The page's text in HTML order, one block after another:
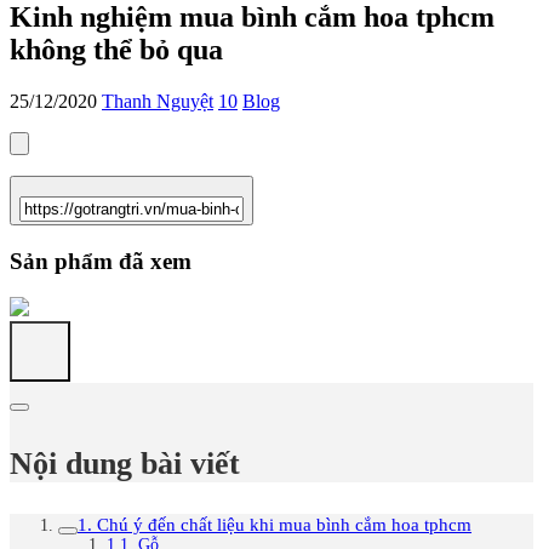
Kinh nghiệm mua bình cắm hoa tphcm
không thể bỏ qua
25/12/2020 Thanh Nguyệt 10 Blog
Sản phẩm đã xem
Nội dung bài viết
1. Chú ý đến chất liệu khi mua bình cắm hoa tphcm
1.1. Gỗ